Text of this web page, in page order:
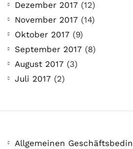
Dezember 2017 (12)
November 2017 (14)
Oktober 2017 (9)
September 2017 (8)
August 2017 (3)
Juli 2017 (2)
Allgemeinen